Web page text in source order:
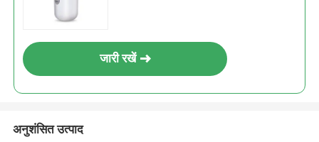
जारी रखें
अनुशंसित उत्पाद